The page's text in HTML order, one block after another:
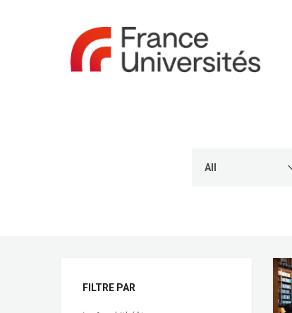
FILTRE PAR